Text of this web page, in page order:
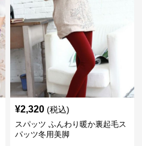
¥2,320 (税込)
スパッツ ふんわり暖か裏起毛ス
パッツ冬用美脚